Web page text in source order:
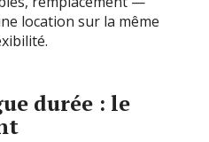
location sur la même
durée : le